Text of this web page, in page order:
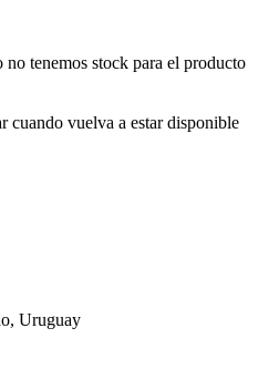
tenemos stock para el producto
cuando vuelva a estar disponible
Uruguay